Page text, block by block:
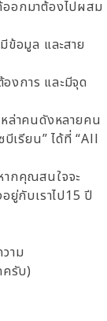
ออกมาต้องไปผสม
ข้อมูล และสาย
งการ และมีจุด
ล่าคนดังหลายคน
บีเรียน” ได้ที่ “All
ากคุณสนใจจะ
ยู่กับเราไป15 ปี
าม
รับ)